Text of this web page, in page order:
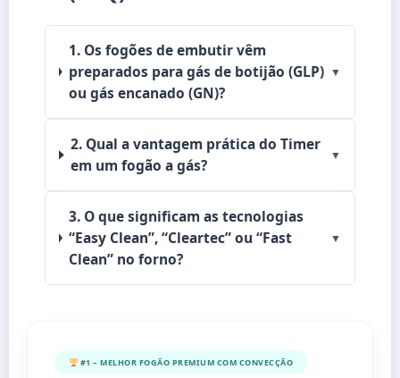
1. Os fogões de embutir vêm
preparados para gás de botijão (GLP)
ou gás encanado (GN)?
▼
2. Qual a vantagem prática do Timer
em um fogão a gás?
▼
3. O que significam as tecnologias
“Easy Clean”, “Cleartec” ou “Fast
Clean” no forno?
▼
#1 – MELHOR FOGÃO PREMIUM COM CONVECÇÃO